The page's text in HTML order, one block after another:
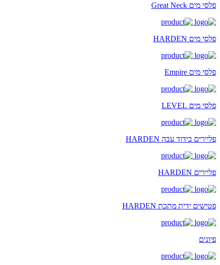
פלסי מים Great Neck
פלסי מים HARDEN
פלסי מים Empire
פלסי מים LEVEL
פליירים בידוד עבה HARDEN
פליירים HARDEN
פטישים ידית מתכת HARDEN
פיונים